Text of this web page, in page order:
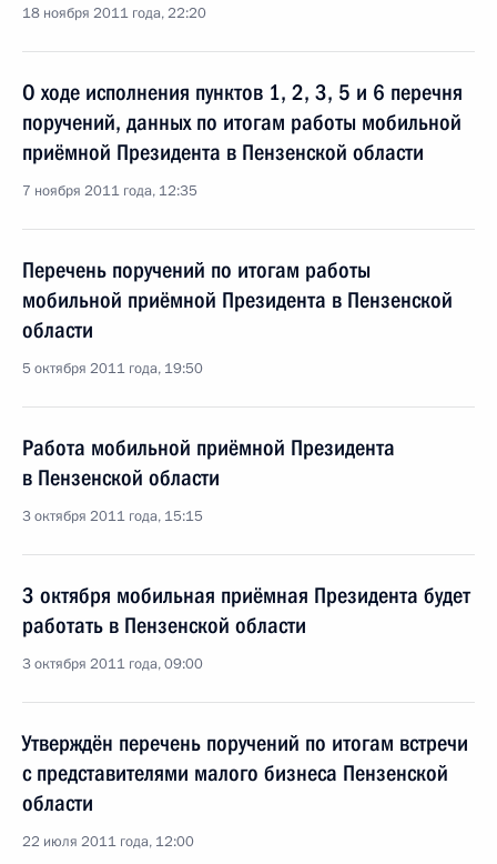
18 ноября 2011 года, 22:20
О ходе исполнения пунктов 1, 2, 3, 5 и 6 перечня
поручений, данных по итогам работы мобильной
приёмной Президента в Пензенской области
7 ноября 2011 года, 12:35
Перечень поручений по итогам работы
мобильной приёмной Президента в Пензенской
области
5 октября 2011 года, 19:50
Работа мобильной приёмной Президента
в Пензенской области
3 октября 2011 года, 15:15
3 октября мобильная приёмная Президента будет
работать в Пензенской области
3 октября 2011 года, 09:00
Утверждён перечень поручений по итогам встречи
с представителями малого бизнеса Пензенской
области
22 июля 2011 года, 12:00